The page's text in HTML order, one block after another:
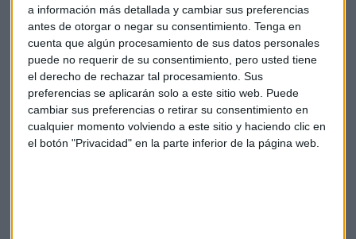
a información más detallada y cambiar sus preferencias
antes de otorgar o negar su consentimiento. Tenga en
cuenta que algún procesamiento de sus datos personales
puede no requerir de su consentimiento, pero usted tiene
el derecho de rechazar tal procesamiento. Sus
preferencias se aplicarán solo a este sitio web. Puede
cambiar sus preferencias o retirar su consentimiento en
cualquier momento volviendo a este sitio y haciendo clic en
el botón "Privacidad" en la parte inferior de la página web.
No obstante, Federico Plaza considera que en esta ocasión
los resultados se han balanceado con unas cifras más
constantes en España y crecimiento a nivel global.
"Los resultados podían haber sido más elevados, pero
adquirimos el compromiso deduplicar la inversión en i+d
a lo largo de esta décadacon independencia de las
ventas".